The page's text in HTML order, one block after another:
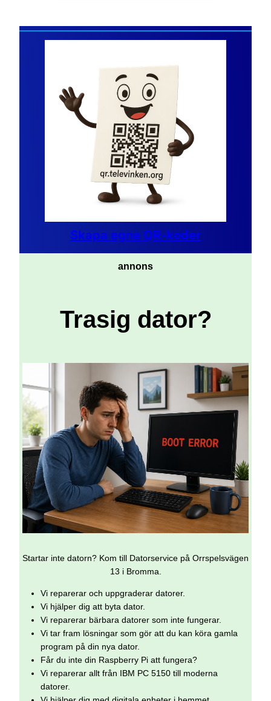
Skapa egna QR-koder
annons
Trasig dator?
Startar inte datorn? Kom till Datorservice på Orrspelsvägen
13 i Bromma.
Vi reparerar och uppgraderar datorer.
Vi hjälper dig att byta dator.
Vi reparerar bärbara datorer som inte fungerar.
Vi tar fram lösningar som gör att du kan köra gamla
program på din nya dator.
Får du inte din Raspberry Pi att fungera?
Vi reparerar allt från IBM PC 5150 till moderna
datorer.